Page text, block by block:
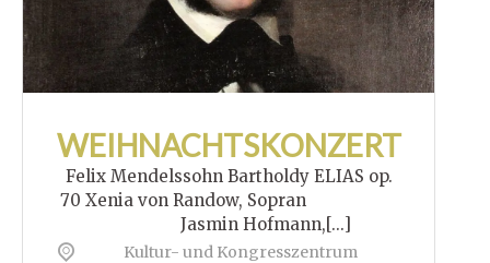
WEIHNACHTSKONZERT
Felix Mendelssohn Bartholdy ELIAS op.
70 Xenia von Randow, Sopran
Jasmin Hofmann,[...]
Kultur- und Kongresszentrum